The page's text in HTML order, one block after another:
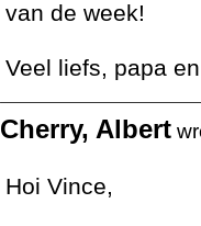
van de week!
Veel liefs, papa
Cherry, Albert
Hoi Vince,